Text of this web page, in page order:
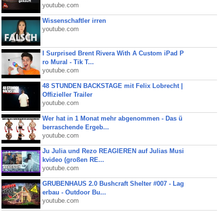
youtube.com
Wissenschaftler irren
youtube.com
I Surprised Brent Rivera With A Custom iPad P
ro Mural - Tik T...
youtube.com
48 STUNDEN BACKSTAGE mit Felix Lobrecht |
Offizieller Trailer
youtube.com
Wer hat in 1 Monat mehr abgenommen - Das ü
berraschende Ergeb...
youtube.com
Ju Julia und Rezo REAGIEREN auf Julias Musi
kvideo (großen RE...
youtube.com
GRUBENHAUS 2.0 Bushcraft Shelter #007 - Lag
erbau - Outdoor Bu...
youtube.com